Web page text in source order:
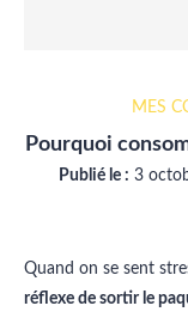
MES
Pourquoi
Publié le : 3
Quand on se sent
réflexe de sortir le